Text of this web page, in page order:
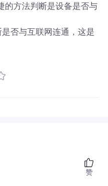
的方法判断是设备是否与
否与互联网连通，这是
赞